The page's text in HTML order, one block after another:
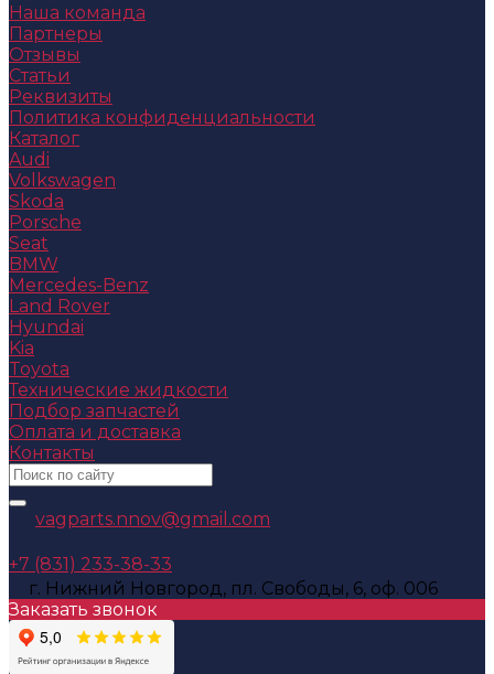
Наша команда
Партнеры
Отзывы
Статьи
Реквизиты
Политика конфиденциальности
Каталог
Audi
Volkswagen
Skoda
Porsche
Seat
BMW
Mercedes-Benz
Land Rover
Hyundai
Kia
Toyota
Технические жидкости
Подбор запчастей
Оплата и доставка
Контакты
vagparts.nnov@gmail.com
+7 (831) 233-38-33
г. Нижний Новгород, пл. Свободы, 6, оф. 006
Заказать звонок